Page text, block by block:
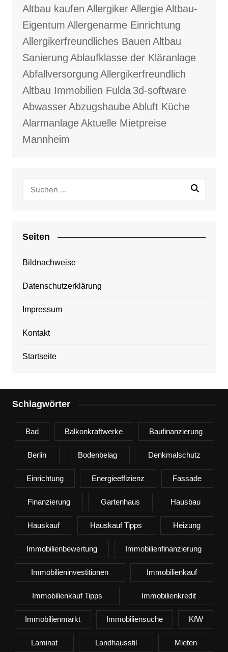
Altbau kaufen AllergikerAllergieAltbau-
Eigentum Allergenarme Einrichtung
Allergikerfreundliches Bauen Altbau
Sanierung Ablaufklasse der Kläranlage
Abfallversorgung Allergikerfreundlich
Altbau Immobilien Fulda 3d-software
AbwasserAbzugshaubeAbluft Küche
AlarmanlageAktuelle Mietpreise
Mannheim
Seiten
Bildnachweise
Datenschutzerklärung
Impressum
Kontakt
Startseite
Schlagwörter
Bad Balkonkraftwerke Baufinanzierung
Berlin Bodenbelag Denkmalschutz
Einrichtung Energieeffizienz Fassade
Finanzierung Gartenhaus Hausbau
Hauskauf Hauskauf Tipps Heizung
Immobilienbewertung Immobilienfinanzierung
Immobilieninvestitionen Immobilienkauf
Immobilienkauf Tipps Immobilienkredit
Immobilienmarkt Immobiliensuche KfW
Laminat Landhausstil Mieten